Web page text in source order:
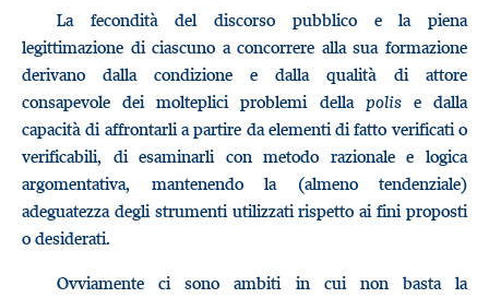
La fecondità del discorso pubblico e la piena
legittimazione di ciascuno a concorrere alla sua formazione
derivano dalla condizione e dalla qualità di attore
consapevole dei molteplici problemi della polise dalla
capacità di affrontarli a partire da elementi di fatto verificati o
verificabili, di esaminarli con metodo razionale e logica
argomentativa, mantenendo la (almeno tendenziale)
adeguatezza degli strumenti utilizzati rispetto ai fini proposti
o desiderati.
Ovviamente ci sono ambiti in cui non basta la